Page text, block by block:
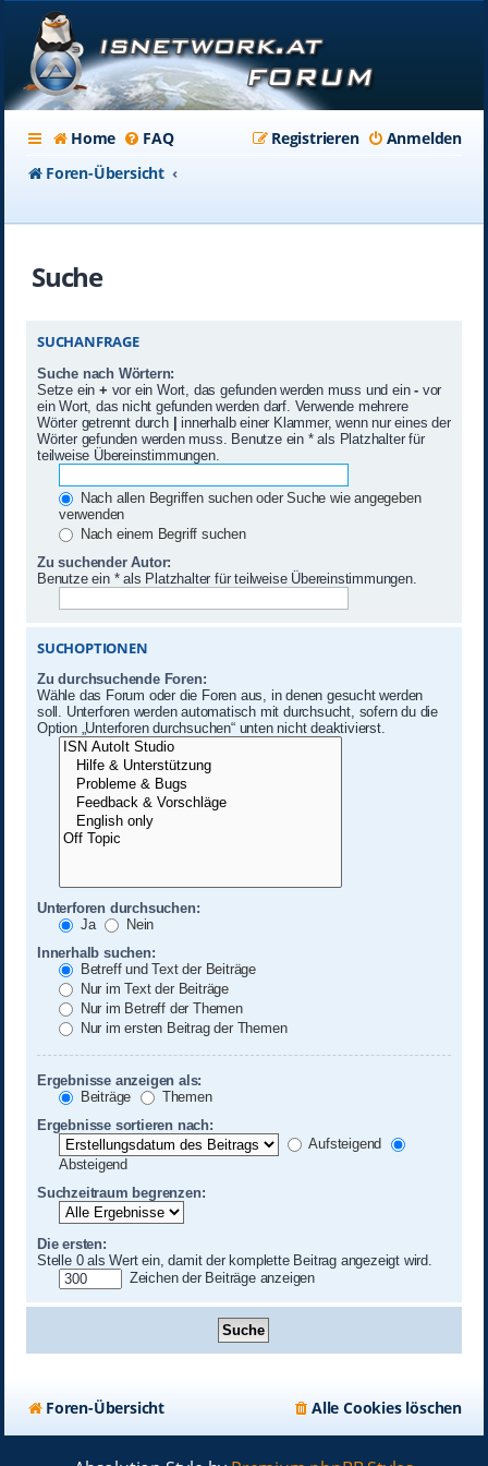
Home FAQ Anmelden
Registrieren
Foren-Übersicht
Suche
SUCHANFRAGE
Suche nach Wörtern:
Setze ein + vor ein Wort, das gefunden werden muss und ein-vor
ein Wort, das nicht gefunden werden darf. Verwende mehrere
Wörter getrennt durch | innerhalb einer Klammer, wenn nur eines der
Wörter gefunden werden muss. Benutze ein * als Platzhalter für
teilweise Übereinstimmungen.
Nach allen Begriffen suchen oder Suche wie angegeben
verwenden
Nach einem Begriff suchen
Zu suchender Autor:
Benutze ein * als Platzhalter für teilweise Übereinstimmungen.
SUCHOPTIONEN
Zu durchsuchende Foren:
Wähle das Forum oder die Foren aus, in denen gesucht werden
soll. Unterforen werden automatisch mit durchsucht, sofern du die
Option „Unterforen durchsuchen“ unten nicht deaktivierst.
Unterforen durchsuchen:
Ja
Nein
Innerhalb suchen:
Betreff und Text der Beiträge
Nur im Text der Beiträge
Nur im Betreff der Themen
Nur im ersten Beitrag der Themen
Ergebnisse anzeigen als:
Beiträge
Themen
Ergebnisse sortieren nach:
Aufsteigend
Absteigend
Suchzeitraum begrenzen:
Die ersten:
Stelle 0 als Wert ein, damit der komplette Beitrag angezeigt wird.
Zeichen der Beiträge anzeigen
Foren-Übersicht Alle Cookies löschen